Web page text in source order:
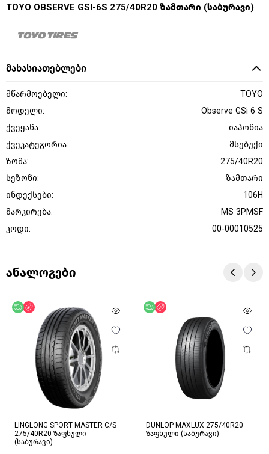
TOYO OBSERVE GSI-6S 275/40R20 ზამთარი (საბურავი)
მახასიათებლები
მწარმოებელი:
TOYO
მოდელი:
Observe GSi 6 S
ქვეყანა:
იაპონია
ქვეკატეგორია:
მსუბუქი
ზომა:
275/40R20
სეზონი:
ზამთარი
ინდექსები:
106H
მარკირება:
MS 3PMSF
კოდი:
00-00010525
ანალოგები
უფასო მიწოდება
ფასდაკლება
LINGLONG SPORT MASTER C/S
275/40R20 ზაფხული
(საბურავი)
უფასო მიწოდება
DUNLOP MAXLUX 275/40R20
ზაფხული (საბურავი)